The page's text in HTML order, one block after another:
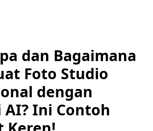
dan Bagaimana
Foto Studio
dengan
AI? Ini Contoh